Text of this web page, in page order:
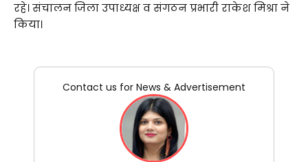
रहे। संचालन जिला उपाध्यक्ष व संगठन प्रभारी राकेश मिश्रा ने
किया।
Contact us for News & Advertisement